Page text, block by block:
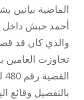
الماضية بيانين
أحمد حبش
والذي كان قد
تجاوزت العامين
بالتفصيل وقائع